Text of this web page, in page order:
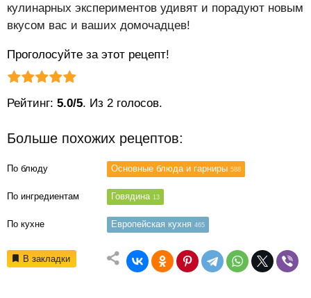
кулинарных экспериментов удивят и порадуют новым
вкусом вас и ваших домочадцев!
Проголосуйте за этот рецепт!
Рейтинг статьи:
Рейтинг: 5.0/5. Из 2 голосов.
Больше похожих рецептов:
По блюду Основные блюда и гарниры 588
По ингредиентам Говядина 13
По кухне Европейская кухня 465
В закладки